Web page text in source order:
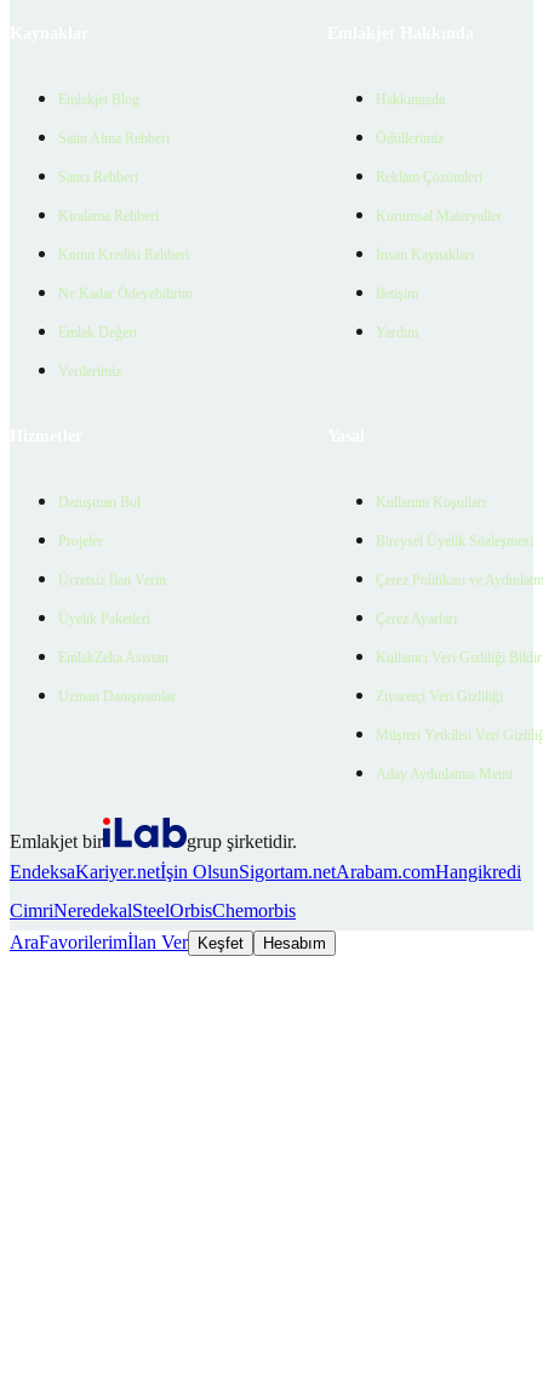
Emlakjet Blog
Satın Alma Rehberi
Satıcı Rehberi
Kiralama Rehberi
Konut Kredisi Rehberi
Ne Kadar Ödeyebilirim
Emlak Değeri
Verilerimiz
Hakkımızda
Ödüllerimiz
Reklam Çözümleri
Kurumsal Materyaller
İnsan Kaynakları
İletişim
Yardım
Danışman Bul
Projeler
Ücretsiz İlan Verin
Üyelik Paketleri
EmlakZeka Asistan
Uzman Danışmanlar
Kullanım Koşulları
Bireysel Üyelik Sözleşmesi
Çerez Politikası ve
Çerez Ayarları
Kullanıcı Veri Gizliliği
Ziyaretçi Veri Gizliliği
Müşteri Yetkilisi Veri
Aday Aydınlatma Metni
Emlakjet bir
grup şirketidir.
EndeksaKariyer.netİşin OlsunSigortam.netArabam.comHangikredi
CimriNeredekalSteelOrbisChemorbis
AraFavorilerimİlan Ver Keşfet Hesabım